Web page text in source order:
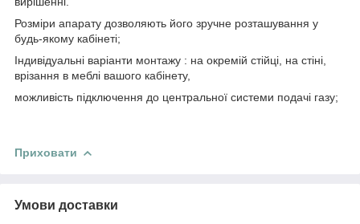
Розміри апарату дозволяють його зручне розташування у
будь-якому кабінеті;
Індивідуальні варіанти монтажу : на окремій стійці, на стіні,
врізання в меблі вашого кабінету,
можливість підключення до центральної системи подачі газу;
Приховати
Умови доставки